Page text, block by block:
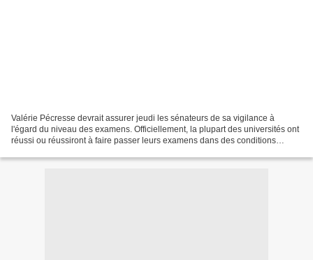
Valérie Pécresse devrait assurer jeudi les sénateurs de sa vigilance à
l'égard du niveau des examens. Officiellement, la plupart des universités ont
réussi ou réussiront à faire passer leurs examens dans des conditions